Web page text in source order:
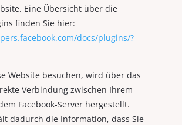
Eine Übersicht über die
finden Sie hier:
docs/plugins/?
Website besuchen, wird über das
Verbindung zwischen Ihrem
Facebook-Server hergestellt.
dadurch die Information, dass Sie